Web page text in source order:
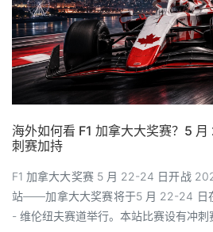
海外如何看 F1 加拿大大奖赛？5
刺赛加持
F1 加拿大大奖赛 5 月 22-24 日开战
站——加拿大大奖赛将于5 月 22-24 日
- 维伦纽夫赛道举行。本站比赛设有冲